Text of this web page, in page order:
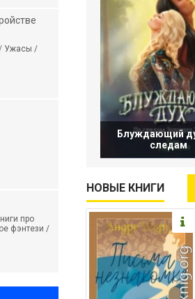
Блуждающий
следам
НОВЫЕ КНИГИ
/ Ужасы /
про
фэнтези /